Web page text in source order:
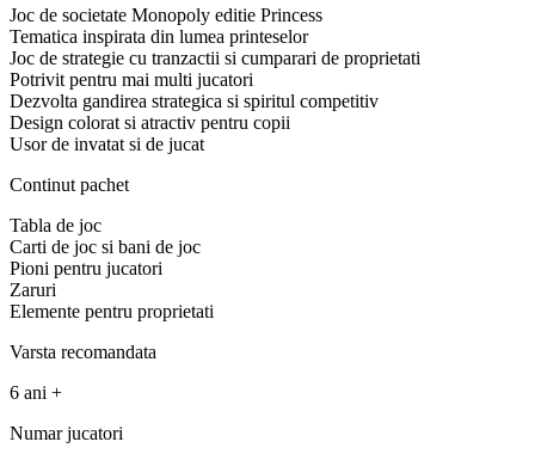
Joc de societate Monopoly editie Princess
Tematica inspirata din lumea printeselor
Joc de strategie cu tranzactii si cumparari de proprietati
Potrivit pentru mai multi jucatori
Dezvolta gandirea strategica si spiritul competitiv
Design colorat si atractiv pentru copii
Usor de invatat si de jucat
Continut pachet
Tabla de joc
Carti de joc si bani de joc
Pioni pentru jucatori
Zaruri
Elemente pentru proprietati
Varsta recomandata
6 ani +
Numar jucatori